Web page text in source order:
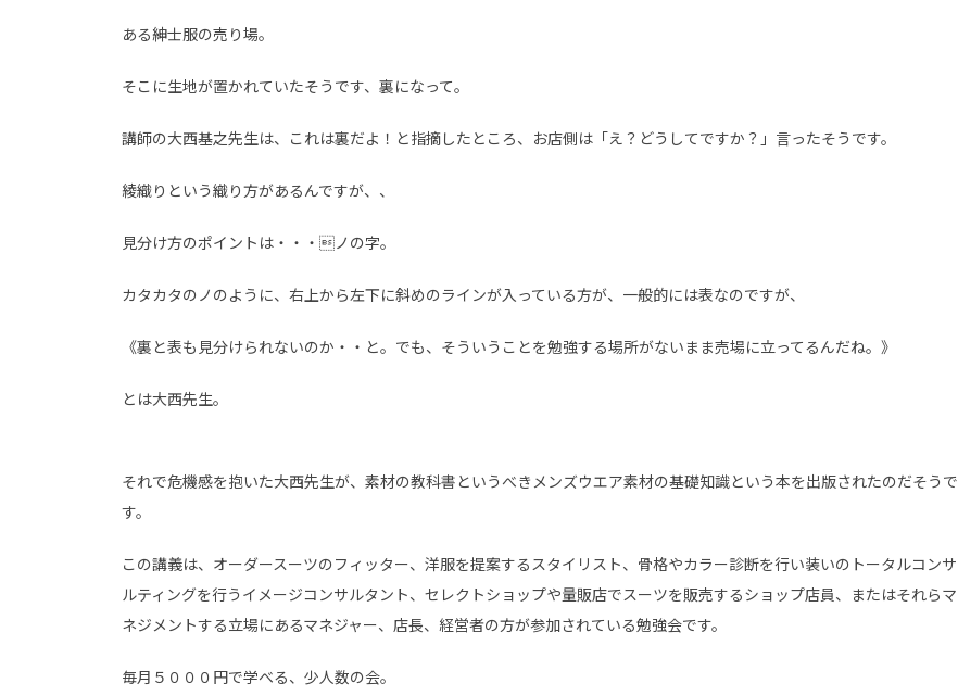
ある紳士服の売り場。
そこに生地が置かれていたそうです、裏になって。
講師の大西基之先生は、これは裏だよ！と指摘したところ、お店側は「え？どうしてですか？」言ったそうです。
綾織りという織り方があるんですが、、
見分け方のポイントは・・・ノの字。
カタカタのノのように、右上から左下に斜めのラインが入っている方が、一般的には表なのですが、
《裏と表も見分けられないのか・・と。でも、そういうことを勉強する場所がないまま売場に立ってるんだね。》
とは大西先生。
それで危機感を抱いた大西先生が、素材の教科書というべきメンズウエア素材の基礎知識という本を出版されたのだそうで
す。
この講義は、オーダースーツのフィッター、洋服を提案するスタイリスト、骨格やカラー診断を行い装いのトータルコンサ
ルティングを行うイメージコンサルタント、セレクトショップや量販店でスーツを販売するショップ店員、またはそれらマ
ネジメントする立場にあるマネジャー、店長、経営者の方が参加されている勉強会です。
毎月５０００円で学べる、少人数の会。